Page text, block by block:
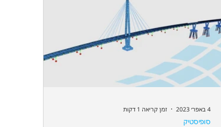
סופיסטיק
4 באפר׳ 2023 זמן קריאה 1 דקות